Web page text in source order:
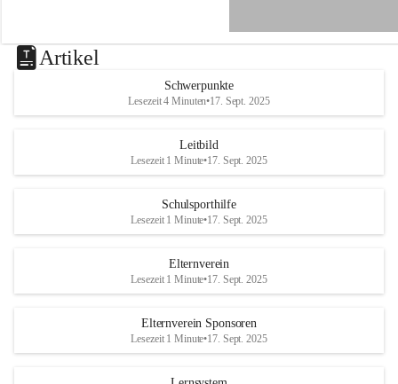
u
a
e
x
Artikel
Schwerpunkte
Lesezeit 4 Minuten•17. Sept. 2025
Leitbild
Lesezeit 1 Minute•17. Sept. 2025
Schulsporthilfe
Lesezeit 1 Minute•17. Sept. 2025
Elternverein
Lesezeit 1 Minute•17. Sept. 2025
Elternverein Sponsoren
Lesezeit 1 Minute•17. Sept. 2025